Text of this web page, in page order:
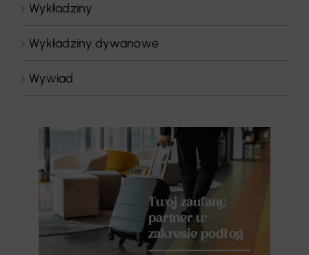
Wykładziny
Wykładziny dywanowe
Wywiad